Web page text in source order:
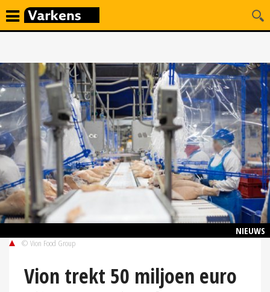
NIEUWS
© Vion Food Group
Vion trekt 50 miljoen euro